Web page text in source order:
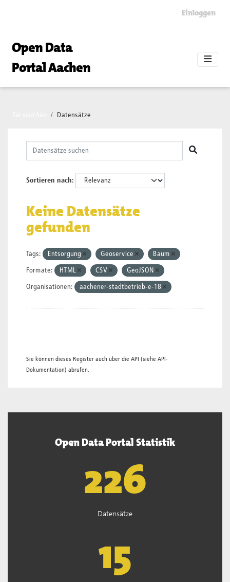
Einloggen
Open Data
Portal Aachen
Datensätze
Sortieren nach
Keine Datensätze
gefunden
Tags: Entsorgung Geoservice Baum
Formate: HTML CSV GeoJSON
Organisationen: aachener-stadtbetrieb-e-18
Sie können dieses Register auch über die API (siehe API-
Dokumentation) abrufen.
Open Data Portal Statistik
226
Datensätze
15